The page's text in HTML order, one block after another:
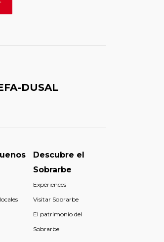
DUSAL
Descubre el
Sobrarbe
Expériences
Visitar Sobrarbe
El patrimonio del
Sobrarbe